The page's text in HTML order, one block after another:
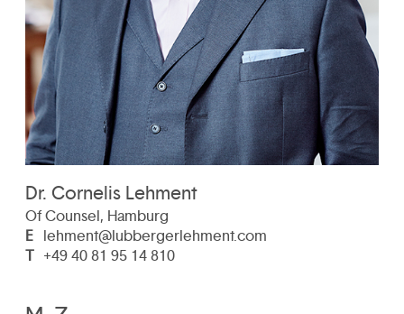
Dr. Cornelis Lehment
Of Counsel, Hamburg
E lehment@lubbergerlehment.com
T +49 40 81 95 14 810